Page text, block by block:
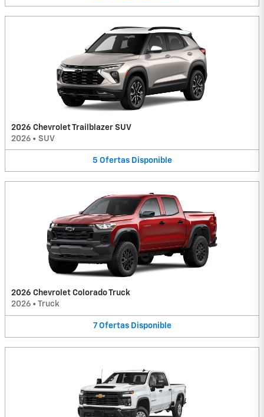
2026 Chevrolet Trailblazer SUV
2026 • SUV
5 Ofertas Disponible
2026 Chevrolet Colorado Truck
2026 • Truck
7 Ofertas Disponible